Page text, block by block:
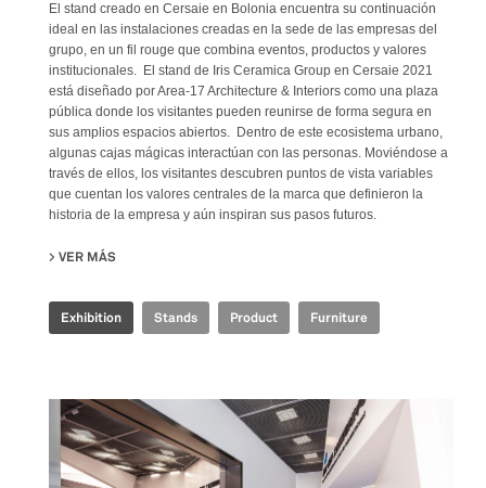
El stand creado en Cersaie en Bolonia encuentra su continuación
ideal en las instalaciones creadas en la sede de las empresas del
grupo, en un fil rouge que combina eventos, productos y valores
institucionales. El stand de Iris Ceramica Group en Cersaie 2021
está diseñado por Area-17 Architecture & Interiors como una plaza
pública donde los visitantes pueden reunirse de forma segura en
sus amplios espacios abiertos. Dentro de este ecosistema urbano,
algunas cajas mágicas interactúan con las personas. Moviéndose a
través de ellos, los visitantes descubren puntos de vista variables
que cuentan los valores centrales de la marca que definieron la
historia de la empresa y aún inspiran sus pasos futuros.
VER MÁS
Exhibition Stands Product Furniture